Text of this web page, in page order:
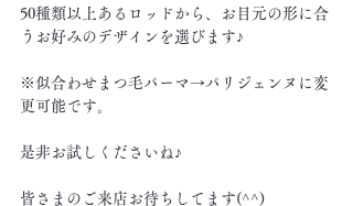
50種類以上あるロッドから、お目元の形に合
うお好みのデザインを選びます♪
※似合わせまつ毛パーマ→パリジェンヌに変
更可能です。
是非お試しくださいね♪
皆さまのご来店お待ちしてます(^^)